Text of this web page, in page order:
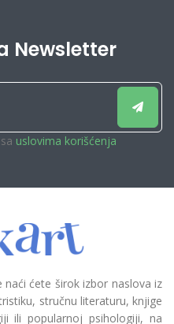
Newsletter
uslovima korišćenja
ćete širok izbor naslova iz
stručnu literaturu, knjige
ili popularnoj psihologiji, na